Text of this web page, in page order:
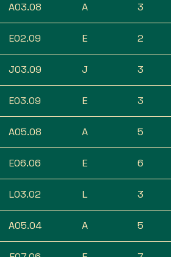
A03.08 A 3
E02.09 E 2
J03.09 J 3
E03.09 E 3
A05.08 A 5
E06.06 E 6
L03.02 L 3
A05.04 A 5